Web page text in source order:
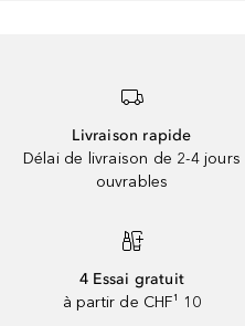
Livraison rapide
Délai de livraison de 2-4 jours
ouvrables
4 Essai gratuit
à partir de CHF¹ 10